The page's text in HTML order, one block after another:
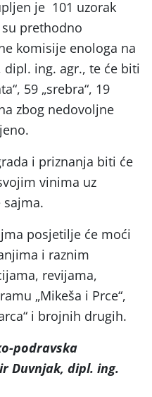
je 101 uzorak
prethodno
komisije enologa na
dipl. ing. agr., te će biti
59 „srebra“, 19
zbog nedovoljne
i priznanja biti će
vinima uz
posjetilje će moći
i raznim
revijama,
„Mikeša i Prce“,
i brojnih drugih.
podravska
Duvnjak, dipl. ing.